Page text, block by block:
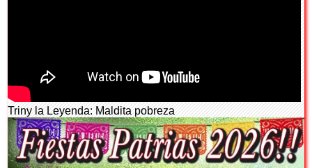
Triny la Leyenda: Maldita pobreza